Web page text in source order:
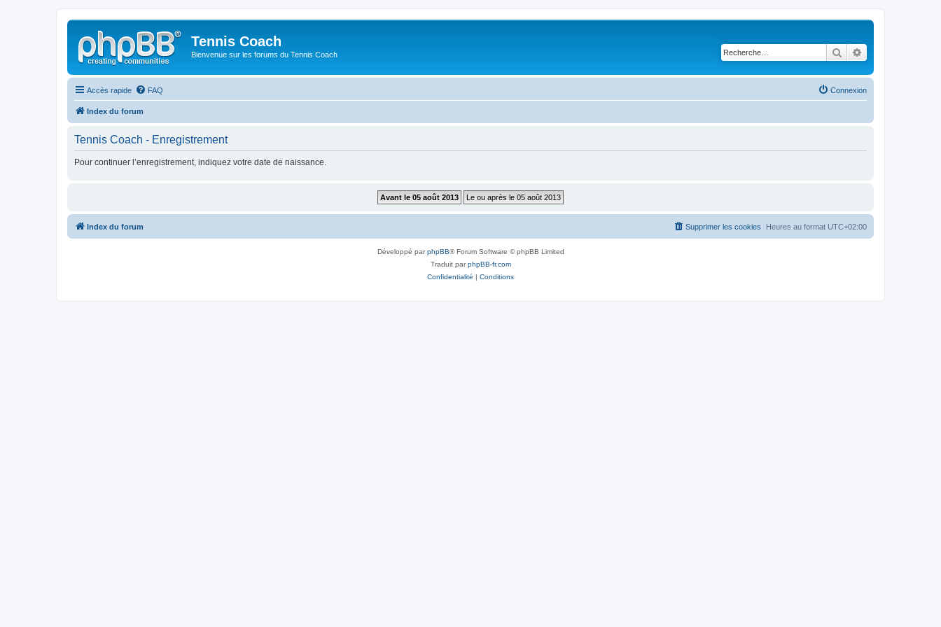
Tennis Coach
Bienvenue sur les forums du Tennis Coach Rechercher
Accès rapide FAQ Connexion
Index du forum
Tennis Coach - Enregistrement
Pour continuer l’enregistrement, indiquez votre date de naissance.
Index du forum Heures au format UTC+02:00
Supprimer les cookies
Développé parphpBB® Forum Software © phpBB Limited
Traduit parphpBB-fr.com
Confidentialité | Conditions